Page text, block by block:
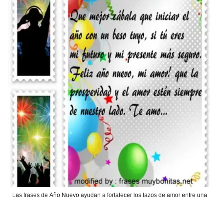
Las frases de Año Nuevo ayudan a fortalecer los lazos de amor entre una